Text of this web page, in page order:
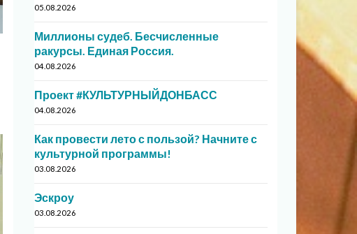
05.08.2026
Миллионы судеб. Бесчисленные
ракурсы. Единая Россия.
04.08.2026
Проект #КУЛЬТУРНЫЙДОНБАСС
04.08.2026
Как провести лето с пользой? Начните с
культурной программы!
03.08.2026
Эскроу
03.08.2026